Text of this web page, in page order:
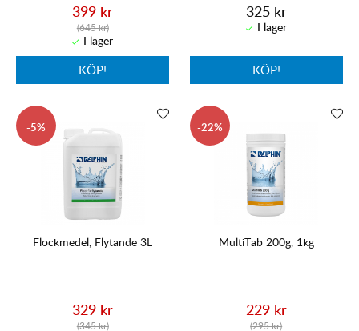
399 kr
(645 kr)
KÖP!
325 kr
KÖP!
5
Flockmedel, Flytande 3L
329 kr
(345 kr)
22
MultiTab 200g, 1kg
229 kr
(295 kr)